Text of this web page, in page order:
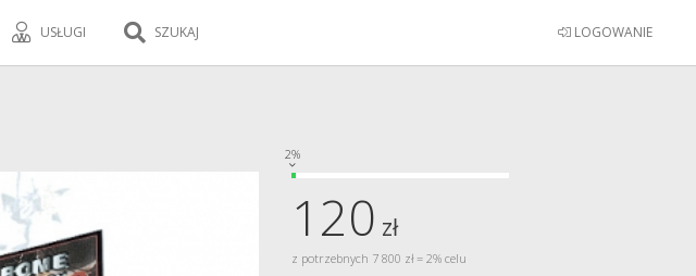
LOGOWANIE
USŁUGI SZUKAJ
2%
120 zł
z potrzebnych 7 800 zł = 2% celu